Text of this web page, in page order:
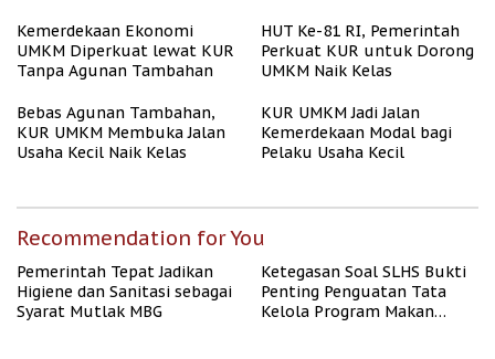
Kemerdekaan Ekonomi
UMKM Diperkuat lewat KUR
Tanpa Agunan Tambahan
HUT Ke-81 RI, Pemerintah
Perkuat KUR untuk Dorong
UMKM Naik Kelas
Bebas Agunan Tambahan,
KUR UMKM Membuka Jalan
Usaha Kecil Naik Kelas
KUR UMKM Jadi Jalan
Kemerdekaan Modal bagi
Pelaku Usaha Kecil
Recommendation for You
Pemerintah Tepat Jadikan
Higiene dan Sanitasi sebagai
Syarat Mutlak MBG
Ketegasan Soal SLHS Bukti
Penting Penguatan Tata
Kelola Program Makan